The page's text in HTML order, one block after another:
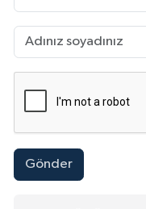
Gönder